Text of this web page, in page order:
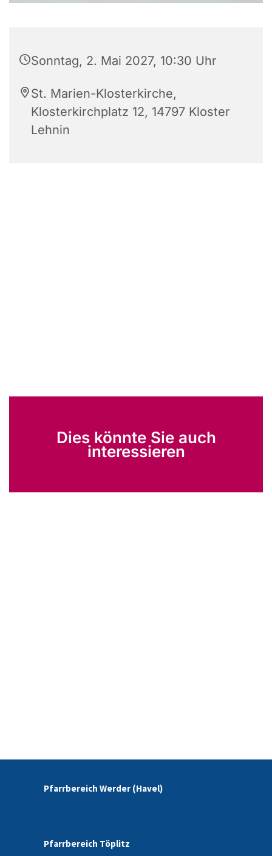
Sonntag, 2. Mai 2027, 10:30 Uhr
St. Marien-Klosterkirche,
Klosterkirchplatz 12, 14797 Kloster
Lehnin
Dies könnte Sie auch
interessieren
Pfarrbereich Werder (Havel)
Pfarrbereich Töplitz